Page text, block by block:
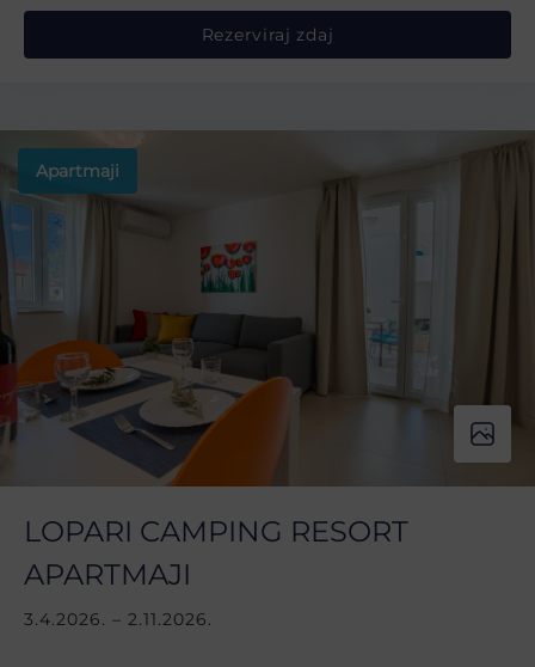
Rezerviraj zdaj
Apartmaji
LOPARI CAMPING RESORT
APARTMAJI
3.4.2026. – 2.11.2026.